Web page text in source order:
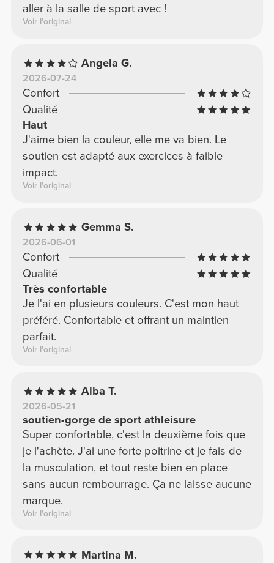
aller à la salle de sport avec !
Voir l'original
Angela G.
2026-07-24
Confort
Qualité
Haut
J'aime bien la couleur, elle me va bien. Le
soutien est adapté aux exercices à faible
impact.
Voir l'original
Gemma S.
2026-06-01
Confort
Qualité
Très confortable
Je l'ai en plusieurs couleurs. C'est mon haut
préféré. Confortable et offrant un maintien
parfait.
Voir l'original
Alba T.
2026-05-21
soutien-gorge de sport athleisure
Super confortable, c'est la deuxième fois que
je l'achète. J'ai une forte poitrine et je fais de
la musculation, et tout reste bien en place
sans aucun rembourrage. Ça ne laisse aucune
marque.
Voir l'original
Martina M.